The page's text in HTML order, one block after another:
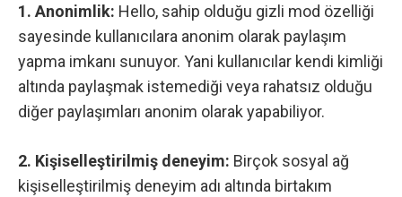
1. Anonimlik: Hello, sahip olduğu gizli mod özelliği
sayesinde kullanıcılara anonim olarak paylaşım
yapma imkanı sunuyor. Yani kullanıcılar kendi kimliği
altında paylaşmak istemediği veya rahatsız olduğu
diğer paylaşımları anonim olarak yapabiliyor.
2. Kişiselleştirilmiş deneyim: Birçok sosyal ağ
kişiselleştirilmiş deneyim adı altında birtakım